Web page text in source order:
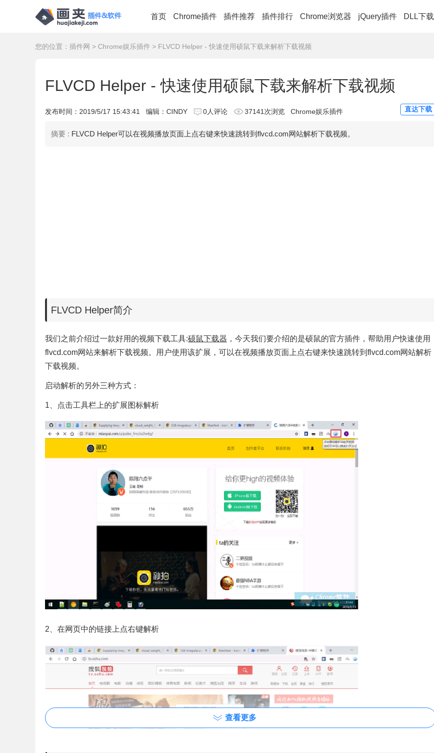
首页 Chrome插件 插件推荐 插件排行 Chrome浏览器 jQuery插件 DLL下载
您的位置： 插件网 > Chrome娱乐插件 > FLVCD Helper - 快速使用硕鼠下载来解析下载视频
FLVCD Helper - 快速使用硕鼠下载来解析下载视频
发布时间： 2019/5/17 15:43:41 编辑：CINDY 0人评论 37141次浏览 Chrome娱乐插件 直达下载
摘要 : FLVCD Helper可以在视频播放页面上点右键来快速跳转到flvcd.com网站解析下载视频。
FLVCD Helper简介
我们之前介绍过一款好用的视频下载工具:硕鼠下载器 ，今天我们要介绍的是硕鼠的官方插件，帮助用户快速使用
flvcd.com网站来解析下载视频。用户使用该扩展，可以在视频播放页面上点右键来快速跳转到flvcd.com网站解析
下载视频。
启动解析的另外三种方式：
1、点击工具栏上的扩展图标解析
2、在网页中的链接上点右键解析
查看更多